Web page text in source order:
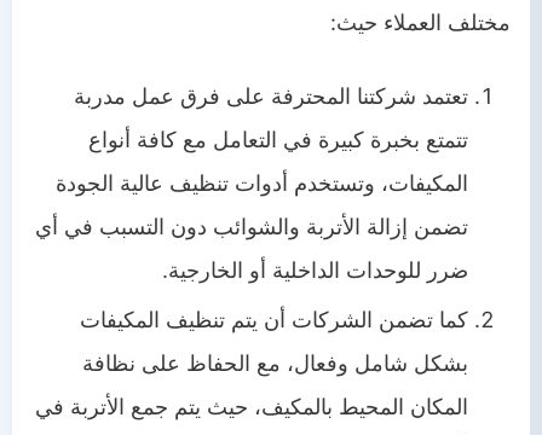
مختلف العملاء حيث:
تعتمد شركتنا المحترفة على فرق عمل مدربة
تتمتع بخبرة كبيرة في التعامل مع كافة أنواع
المكيفات، وتستخدم أدوات تنظيف عالية الجودة
تضمن إزالة الأتربة والشوائب دون التسبب في أي
ضرر للوحدات الداخلية أو الخارجية.
كما تضمن الشركات أن يتم تنظيف المكيفات
بشكل شامل وفعال، مع الحفاظ على نظافة
المكان المحيط بالمكيف، حيث يتم جمع الأتربة في